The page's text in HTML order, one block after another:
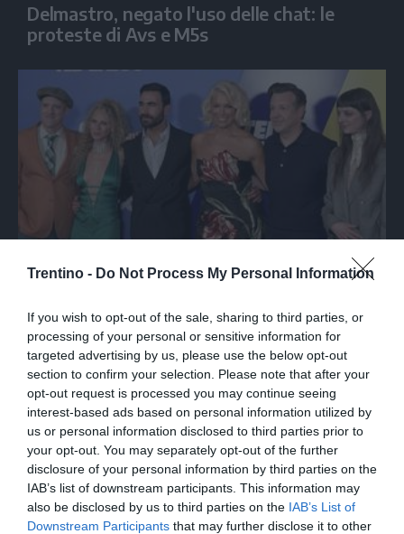
Trentino - Do Not Process My Personal Information
If you wish to opt-out of the sale, sharing to third parties, or
processing of your personal or sensitive information for
targeted advertising by us, please use the below opt-out
section to confirm your selection. Please note that after your
opt-out request is processed you may continue seeing
interest-based ads based on personal information utilized by
us or personal information disclosed to third parties prior to
your opt-out. You may separately opt-out of the further
disclosure of your personal information by third parties on the
IAB’s list of downstream participants. This information may
also be disclosed by us to third parties on the IAB’s List of
Downstream Participants that may further disclose it to other
Delmastro, negato l'uso delle chat: le
proteste di Avs e M5s
SPETTACOLO
nuova squadra di calcio